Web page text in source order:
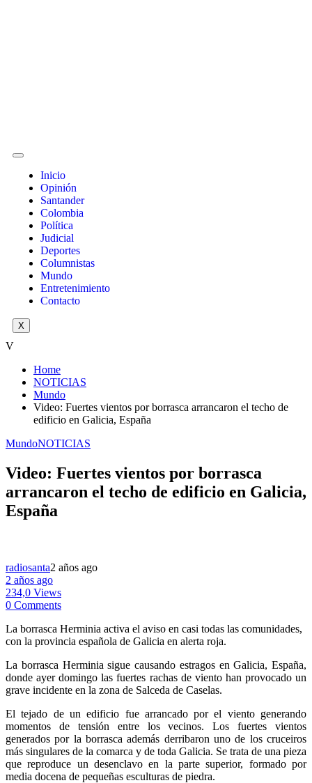
Inicio
Opinión
Santander
Colombia
Política
Judicial
Deportes
Columnistas
Mundo
Entretenimiento
Contacto
X
V
Home
NOTICIAS
Mundo
Video: Fuertes vientos por borrasca arrancaron el techo de
edificio en Galicia, España
MundoNOTICIAS
Video: Fuertes vientos por borrasca
arrancaron el techo de edificio en Galicia,
España
radiosanta2 años ago
2 años ago
234,0 Views
0 Comments
La borrasca Herminia activa el aviso en casi todas las comunidades,
con la provincia española de Galicia en alerta roja.
La borrasca Herminia sigue causando estragos en Galicia, España,
donde ayer domingo las fuertes rachas de viento han provocado un
grave incidente en la zona de Salceda de Caselas.
El tejado de un edificio fue arrancado por el viento generando
momentos de tensión entre los vecinos. Los fuertes vientos
generados por la borrasca además derribaron uno de los cruceiros
más singulares de la comarca y de toda Galicia. Se trata de una pieza
que reproduce un desenclavo en la parte superior, formado por
media docena de pequeñas esculturas de piedra.